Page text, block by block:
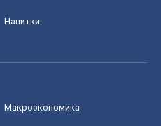
Напитки
Mакроэкономика